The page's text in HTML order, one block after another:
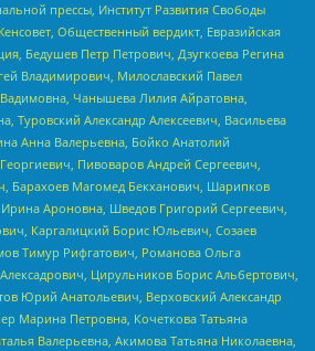
прессы, Институт Развития Свободы
Общественный вердикт, Евразийская
Бедушев Петр Петрович, Дзугкоева Регина
Владимирович, Милославский Павел
Чанышева Лилия Айратовна,
Туровский Александр Алексеевич, Васильева
Анна Валерьевна, Бойко Анатолий
Пивоваров Андрей Сергеевич,
Барахоев Магомед Бекханович, Шарипков
Ароновна, Шведов Григорий Сергеевич,
Каргалицкий Борис Юльевич, Созаев
Тимур Рифгатович, Романова Ольга
Цирульников Борис Альбертович,
Юрий Анатольевич, Верховский Александр
Марина Петровна, Кочеткова Татьяна
Валерьевна, Акимова Татьяна Николаевна,